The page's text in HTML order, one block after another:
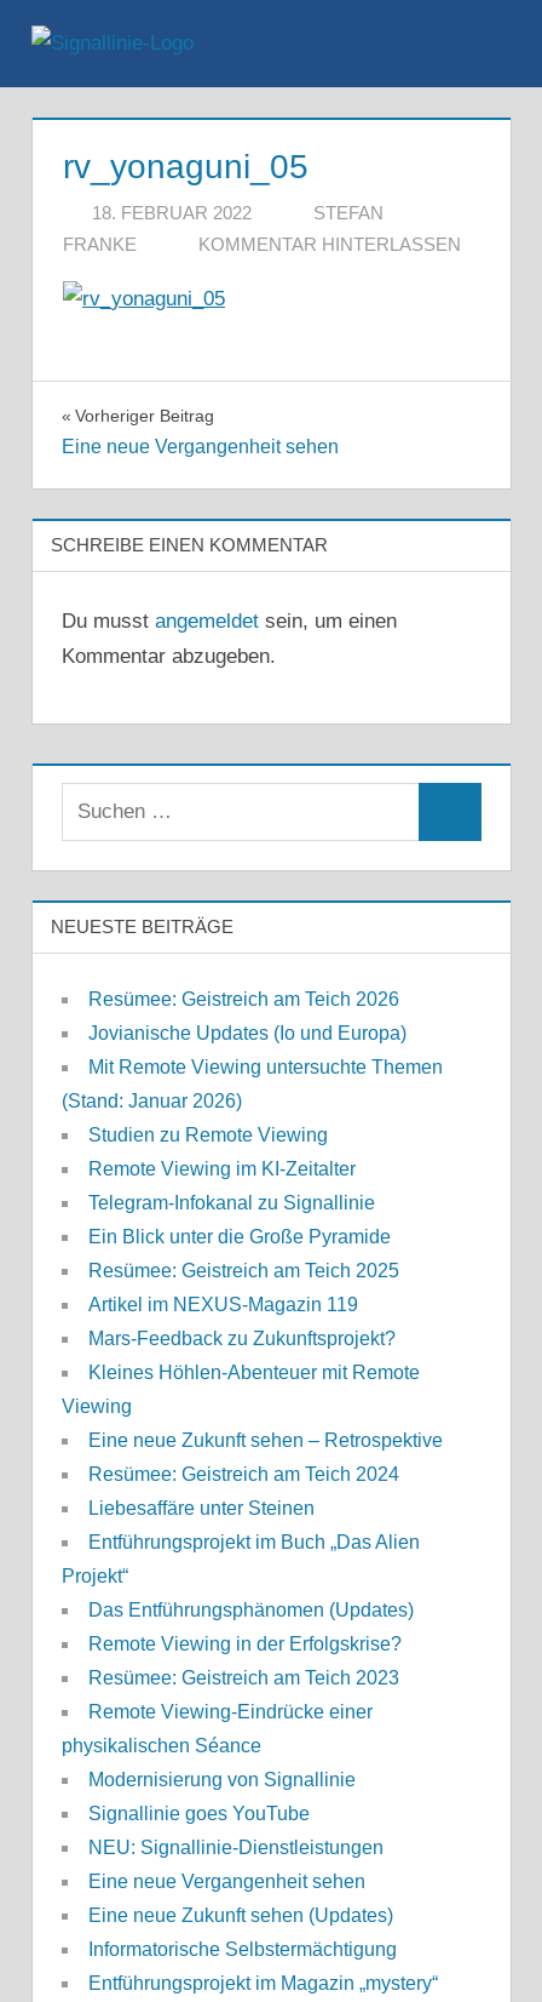
Inhalt
springen
rv_yonaguni_05
18. FEBRUAR 2022
STEFAN
FRANKE
KOMMENTAR HINTERLASSEN
Beitragsnavigation
Vorheriger Beitrag
Eine neue Vergangenheit sehen
SCHREIBE EINEN KOMMENTAR
Du musst angemeldetsein, um einen
Kommentar abzugeben.
NEUESTE BEITRÄGE
Resümee: Geistreich am Teich 2026
Jovianische Updates (Io und Europa)
Mit Remote Viewing untersuchte Themen
(Stand: Januar 2026)
Studien zu Remote Viewing
Remote Viewing im KI-Zeitalter
Telegram-Infokanal zu Signallinie
Ein Blick unter die Große Pyramide
Resümee: Geistreich am Teich 2025
Artikel im NEXUS-Magazin 119
Mars-Feedback zu Zukunftsprojekt?
Kleines Höhlen-Abenteuer mit Remote
Viewing
Eine neue Zukunft sehen – Retrospektive
Resümee: Geistreich am Teich 2024
Liebesaffäre unter Steinen
Entführungsprojekt im Buch „Das Alien
Projekt“
Das Entführungsphänomen (Updates)
Remote Viewing in der Erfolgskrise?
Resümee: Geistreich am Teich 2023
Remote Viewing-Eindrücke einer
physikalischen Séance
Modernisierung von Signallinie
Signallinie goes YouTube
NEU: Signallinie-Dienstleistungen
Eine neue Vergangenheit sehen
Eine neue Zukunft sehen (Updates)
Informatorische Selbstermächtigung
Entführungsprojekt im Magazin „mystery“